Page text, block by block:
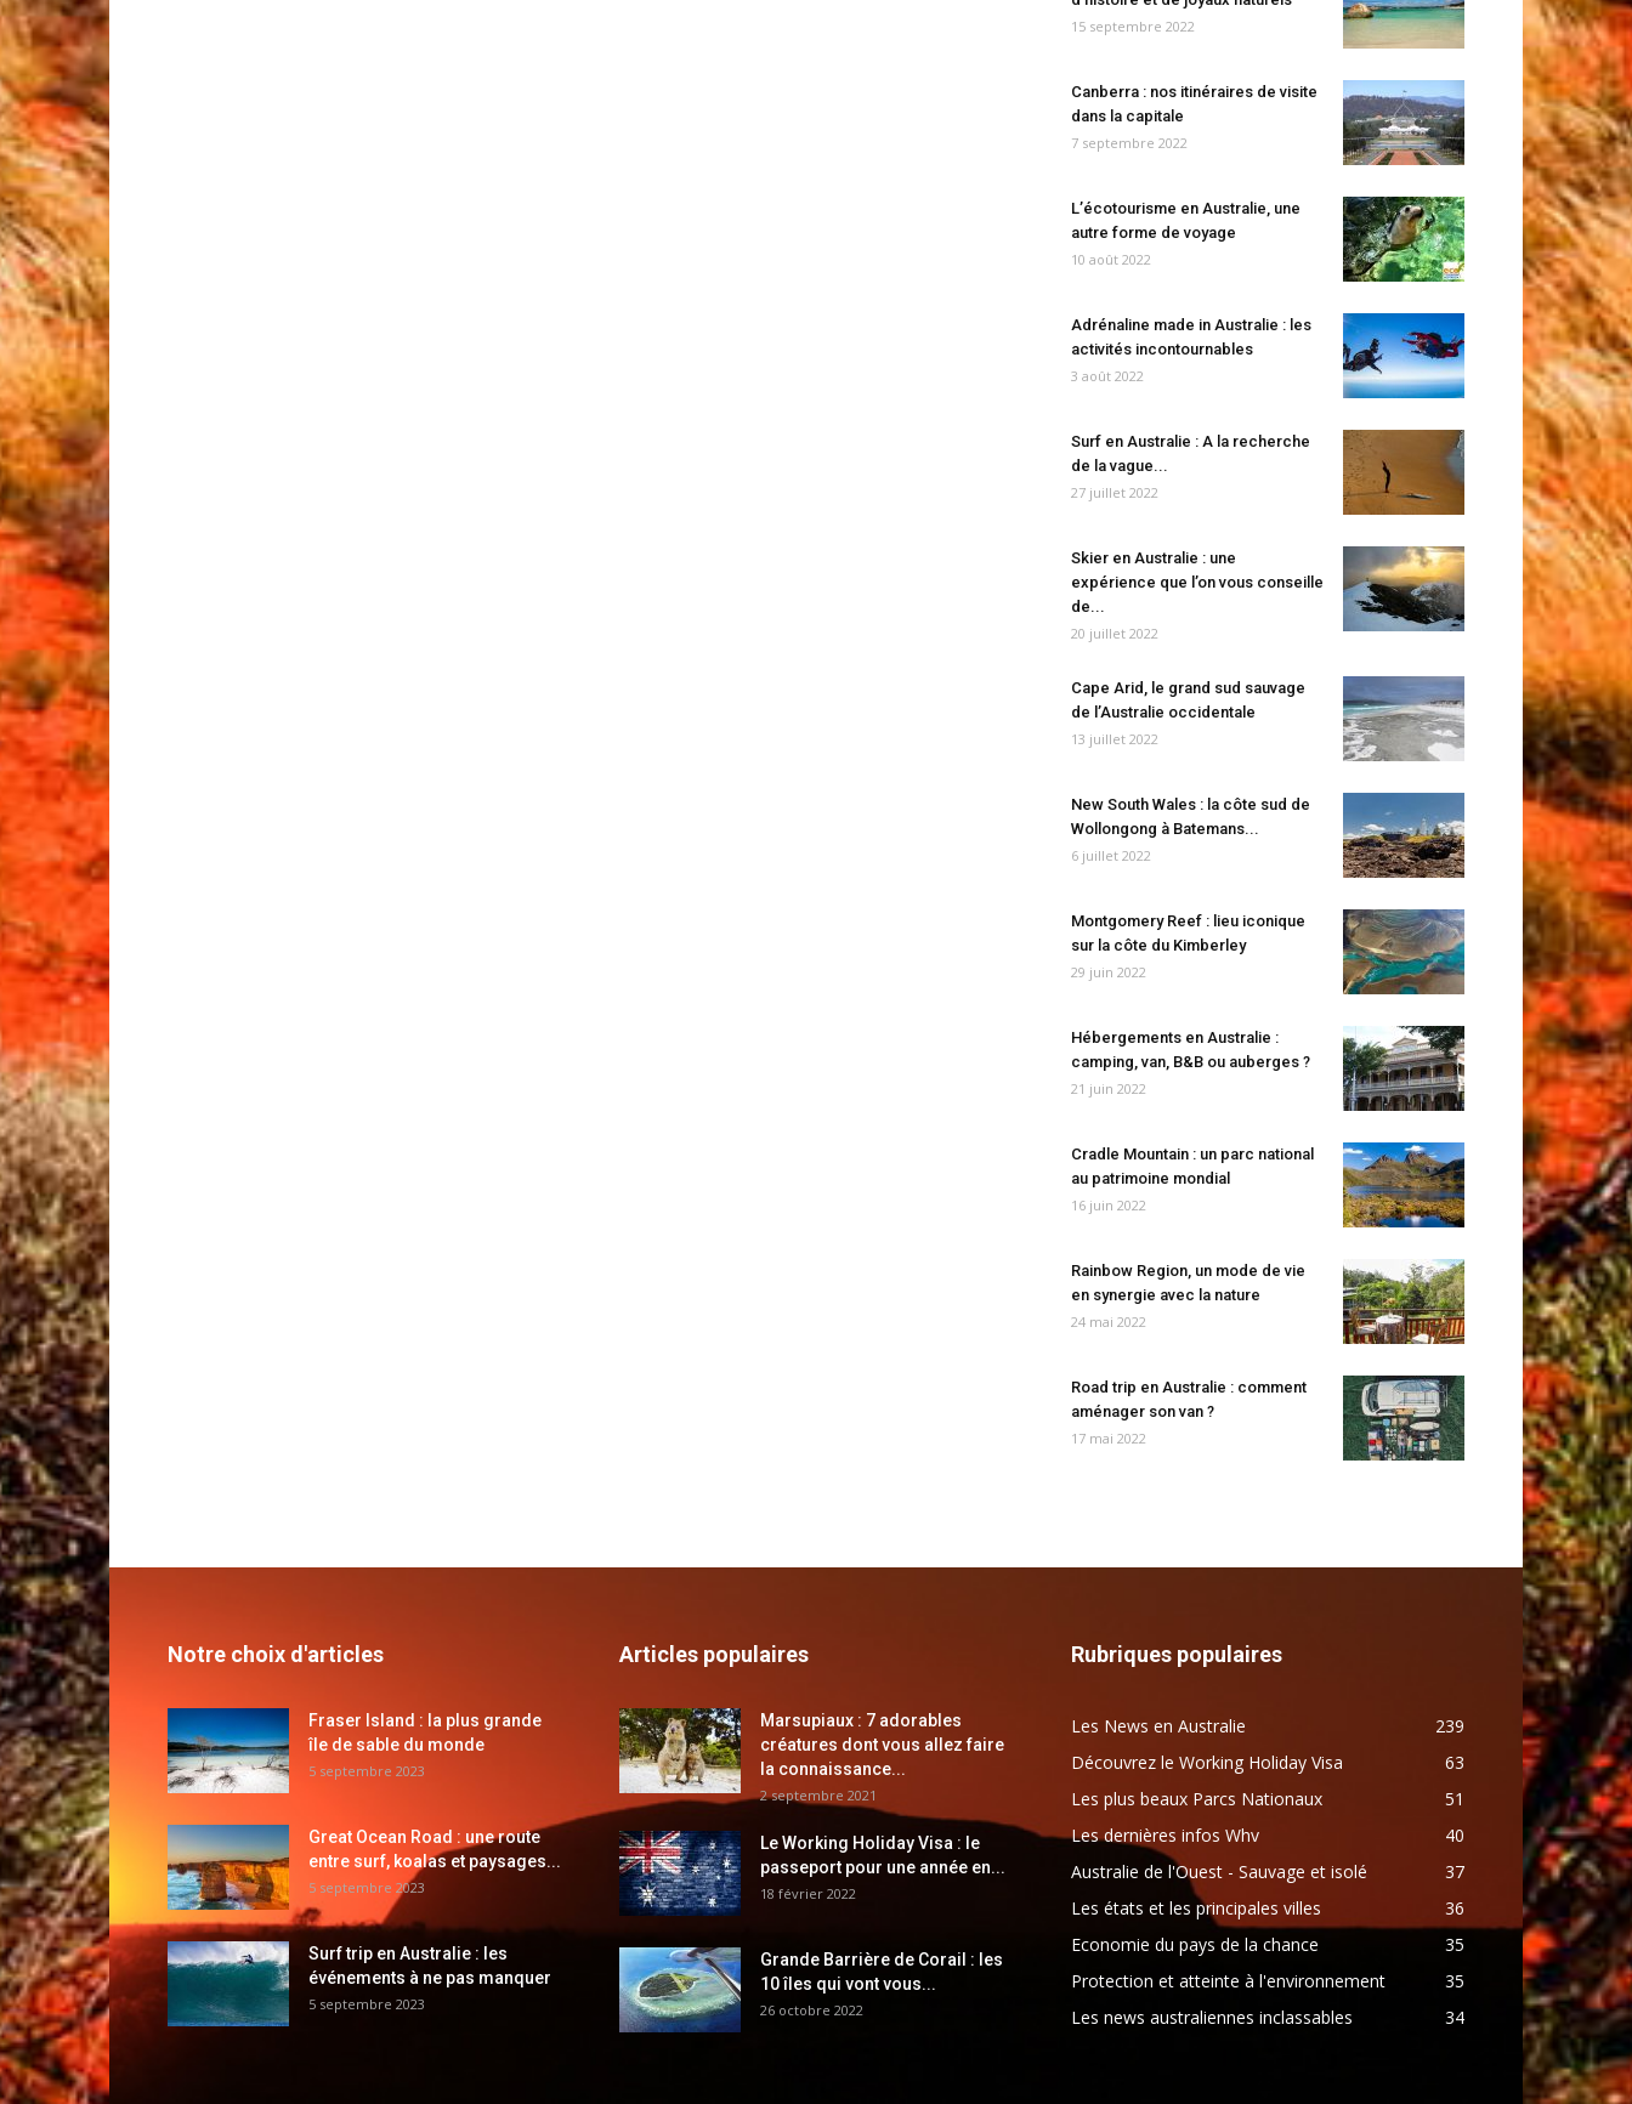
15 septembre 2022
Canberra : nos itinéraires de visite
dans la capitale
7 septembre 2022
L’écotourisme en Australie, une
autre forme de voyage
10 août 2022
Adrénaline made in Australie : les
activités incontournables
3 août 2022
Surf en Australie : A la recherche
de la vague...
27 juillet 2022
Skier en Australie : une
expérience que l’on vous conseille
de...
20 juillet 2022
Cape Arid, le grand sud sauvage
de l’Australie occidentale
13 juillet 2022
New South Wales : la côte sud de
Wollongong à Batemans...
6 juillet 2022
Montgomery Reef : lieu iconique
sur la côte du Kimberley
29 juin 2022
Hébergements en Australie :
camping, van, B&B ou auberges ?
21 juin 2022
Cradle Mountain : un parc national
au patrimoine mondial
16 juin 2022
Rainbow Region, un mode de vie
en synergie avec la nature
24 mai 2022
Road trip en Australie : comment
aménager son van ?
17 mai 2022
Notre choix d'articles
Fraser Island : la plus grande
île de sable du monde
5 septembre 2023
Great Ocean Road : une route
entre surf, koalas et paysages...
5 septembre 2023
Surf trip en Australie : les
événements à ne pas manquer
5 septembre 2023
Articles populaires
Marsupiaux : 7 adorables
créatures dont vous allez faire
la connaissance...
2 septembre 2021
Le Working Holiday Visa : le
passeport pour une année en...
18 février 2022
Grande Barrière de Corail : les
10 îles qui vont vous...
26 octobre 2022
Rubriques populaires
Les News en Australie
239
Découvrez le Working Holiday Visa
63
Les plus beaux Parcs Nationaux
51
Les dernières infos Whv
40
Australie de l'Ouest - Sauvage et isolé
37
Les états et les principales villes
36
Economie du pays de la chance
35
Protection et atteinte à l'environnement
35
Les news australiennes inclassables
34